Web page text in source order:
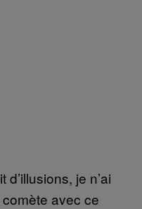
je n’ai
avec ce